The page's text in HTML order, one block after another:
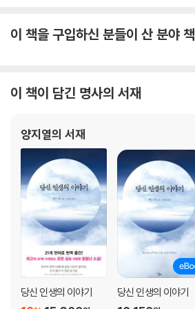
이 책을 구입하신 분들이 산 분야 책
이 책이 담긴 명사의 서재
양지열의 서재
당신 인생의 이야기 당신 인생의 이야기